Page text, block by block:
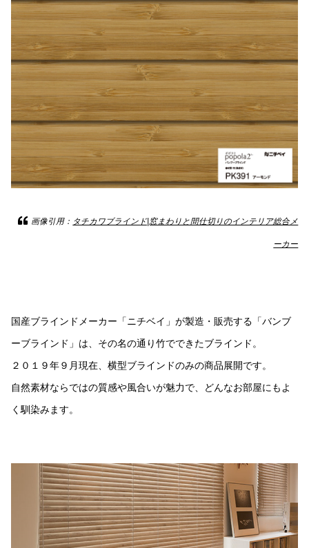
画像引用： タチカワブラインド|窓まわりと間仕切りのインテリア総合メ
ーカー
国産ブラインドメーカー「ニチベイ」が製造・販売する「バンブ
ーブラインド」は、その名の通り竹でできたブラインド。
２０１９年９月現在、横型ブラインドのみの商品展開です。
自然素材ならではの質感や風合いが魅力で、どんなお部屋にもよ
く馴染みます。